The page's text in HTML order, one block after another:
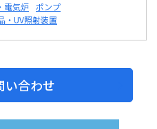
電気炉 ポンプ
・UV照射装置
い合わせ